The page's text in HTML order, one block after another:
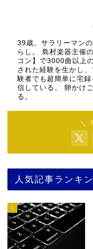
39歳。サラリーマン
らし。 島村楽器主催
コン】で3000曲以上
された経験を生かし
験者でも超簡単に宅
信している。 卵かけ
る。
＼
人気記事ランキ
1